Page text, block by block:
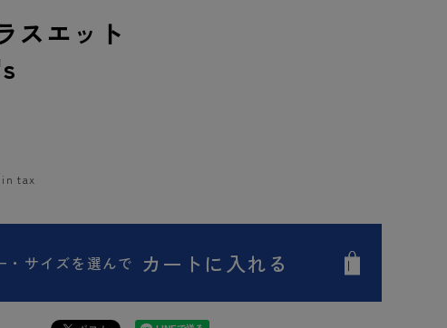
スエット
・サイズを選んで カートに入れる